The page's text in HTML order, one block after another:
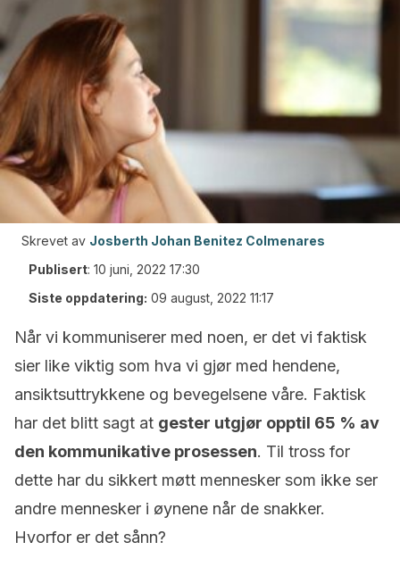
Skrevet av Josberth Johan Benitez Colmenares
Publisert: 10 juni, 2022 17:30
Siste oppdatering: 09 august, 2022 11:17
Når vi kommuniserer med noen, er det vi faktisk
sier like viktig som hva vi gjør med hendene,
ansiktsuttrykkene og bevegelsene våre. Faktisk
har det blitt sagt at gester utgjør opptil 65 % av
den kommunikative prosessen. Til tross for
dette har du sikkert møtt mennesker som ikke ser
andre mennesker i øynene når de snakker.
Hvorfor er det sånn?